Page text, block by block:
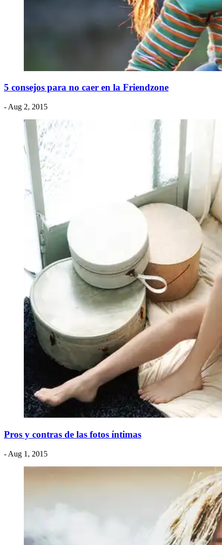
5 consejos para no caer en la Friendzone
- Aug 2, 2015
Pros y contras de las fotos íntimas
- Aug 1, 2015